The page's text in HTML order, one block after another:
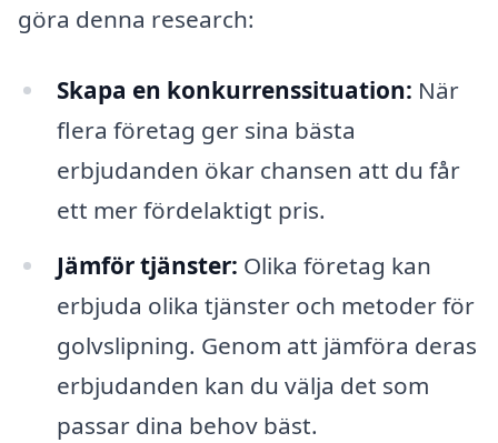
göra denna research:
Skapa en konkurrenssituation: När
flera företag ger sina bästa
erbjudanden ökar chansen att du får
ett mer fördelaktigt pris.
Jämför tjänster: Olika företag kan
erbjuda olika tjänster och metoder för
golvslipning. Genom att jämföra deras
erbjudanden kan du välja det som
passar dina behov bäst.